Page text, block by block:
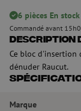
6 pièces En stock
Commandé avant
Description
Ce bloc d'insertion
dénuder Raucut.
Marque